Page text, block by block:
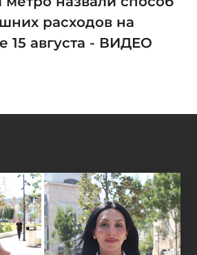
расходов на
15 августа - ВИДЕО